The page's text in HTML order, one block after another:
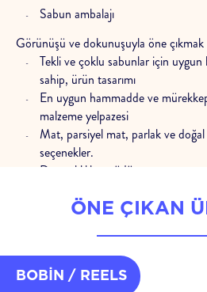
Sabun ambalajı
Görünüşü ve dokunuşuyla öne çıkmak
Tekli ve çoklu sabunlar için uygun
sahip, ürün tasarımı
En uygun hammadde ve
malzeme yelpazesi
Mat, parsiyel mat, parlak ve
seçenekler.
Dayanıklılıktan ödün vermeyen
Her bobinde istikrarlı kalite
Paketleme hatlarında yüksek
Yüksek çözünürlüklü rotogravür
kalite
Her aşamada kalite kontrol
ÖNE ÇIKAN
BOBİN / REELS